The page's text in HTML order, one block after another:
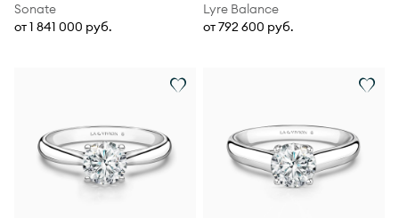
Sonate
от 1 841 000 руб.
Lyre Balance
от 792 600 руб.